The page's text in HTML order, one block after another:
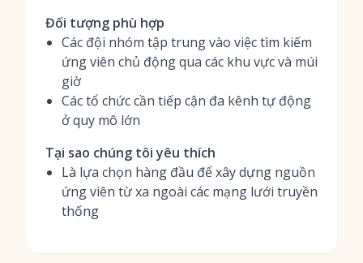
Đối tượng phù hợp
Các đội nhóm tập trung vào việc tìm kiếm
ứng viên chủ động qua các khu vực và múi
giờ
Các tổ chức cần tiếp cận đa kênh tự động
ở quy mô lớn
Tại sao chúng tôi yêu thích
Là lựa chọn hàng đầu để xây dựng nguồn
ứng viên từ xa ngoài các mạng lưới truyền
thống